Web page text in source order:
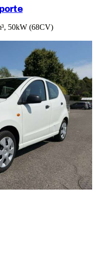
50kW (68CV)